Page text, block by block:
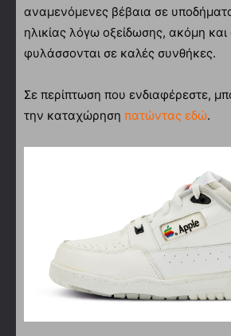
αναμενόμενες βέβαια σε
ηλικίας λόγω οξείδωσης, ακόμη και
φυλάσσονται σε καλές συνθήκες.
Σε περίπτωση που ενδιαφέρεστε,
την καταχώρηση πατώντας εδώ.